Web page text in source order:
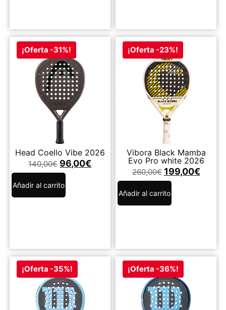
¡Oferta -31%!
Head Coello Vibe 2026
140,00€ 96,00€
Añadir al carrito
¡Oferta -23%!
Vibora Black Mamba
Evo Pro white 2026
260,00€ 199,00€
Añadir al carrito
¡Oferta -35%! ¡Oferta -36%!